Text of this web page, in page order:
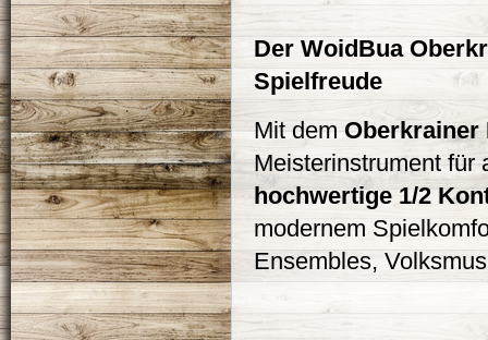
Der WoidBua
Spielfreude
Mit demOberkrainer
Meisterinstrument für
hochwertige 1/2
modernem
Ensembles,